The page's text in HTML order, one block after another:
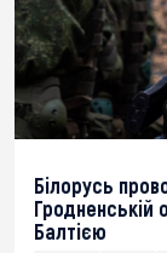
Білорусь
Гродненській
Балтією